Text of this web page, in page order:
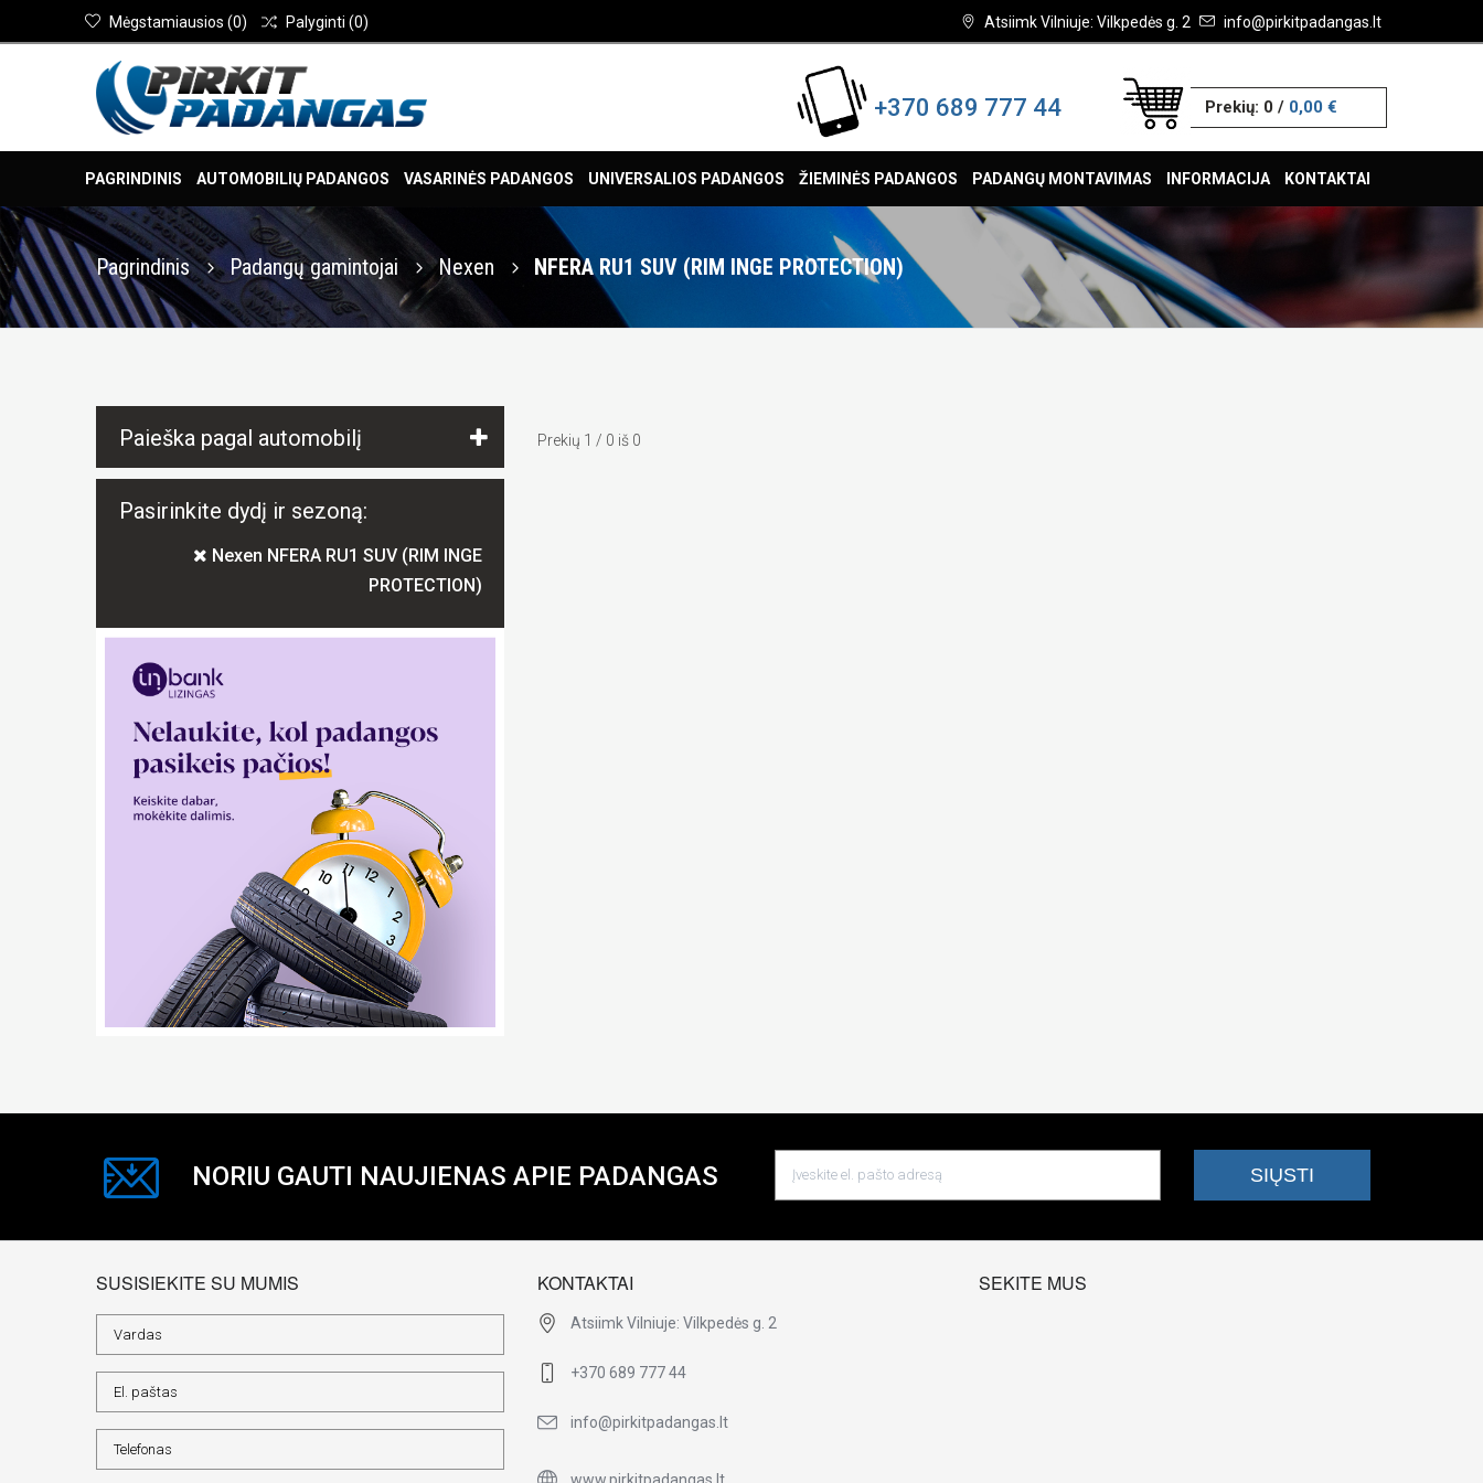
Atsiimk Vilniuje: Vilkpedės g. 2 info@pirkitpadangas.lt
Mėgstamiausios (0) Palyginti (0)
+370 689 777 44 Prekių: 0/ 0,00 €
PAGRINDINIS AUTOMOBILIŲ PADANGOS VASARINĖS PADANGOS UNIVERSALIOS PADANGOS ŽIEMINĖS PADANGOS PADANGŲ MONTAVIMAS INFORMACIJA KONTAKTAI
Pagrindinis Padangų gamintojai Nexen NFERA RU1 SUV (RIM INGE PROTECTION)
Paieška pagal automobilį
Pasirinkite dydį ir sezoną:
Nexen NFERA RU1 SUV (RIM INGE
PROTECTION)
Prekių 1 / 0 iš 0
NORIU GAUTI NAUJIENAS APIE PADANGAS
SUSISIEKITE SU MUMIS KONTAKTAI
Atsiimk Vilniuje: Vilkpedės g. 2
+370 689 777 44
info@pirkitpadangas.lt
www.pirkitpadangas.lt
SEKITE MUS